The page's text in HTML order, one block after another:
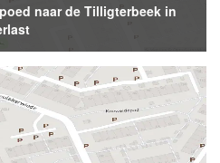
naar de Tilligterbeek in